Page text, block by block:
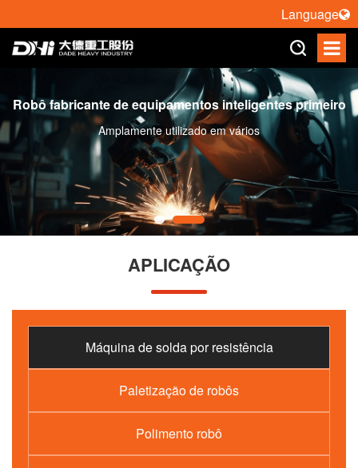
Robô fabricante de equipamentos inteligentes primeiro
Amplamente utilizado em vários
APLICAÇÃO
Máquina de solda por resistência
Paletização de robôs
Polimento robô
Language